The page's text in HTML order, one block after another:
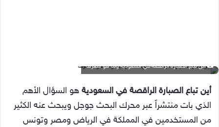
أين تباع الصبارة الراقصة في السعودية وما هو سعرها
أين تباع الصبارة الراقصة في السعودية هو السؤال الأهم
الذي بات منتشراً عبر محرك البحث جوجل ويبحث عنه الكثير
من المستخدمين في المملكة في الرياض ومصر وتونس